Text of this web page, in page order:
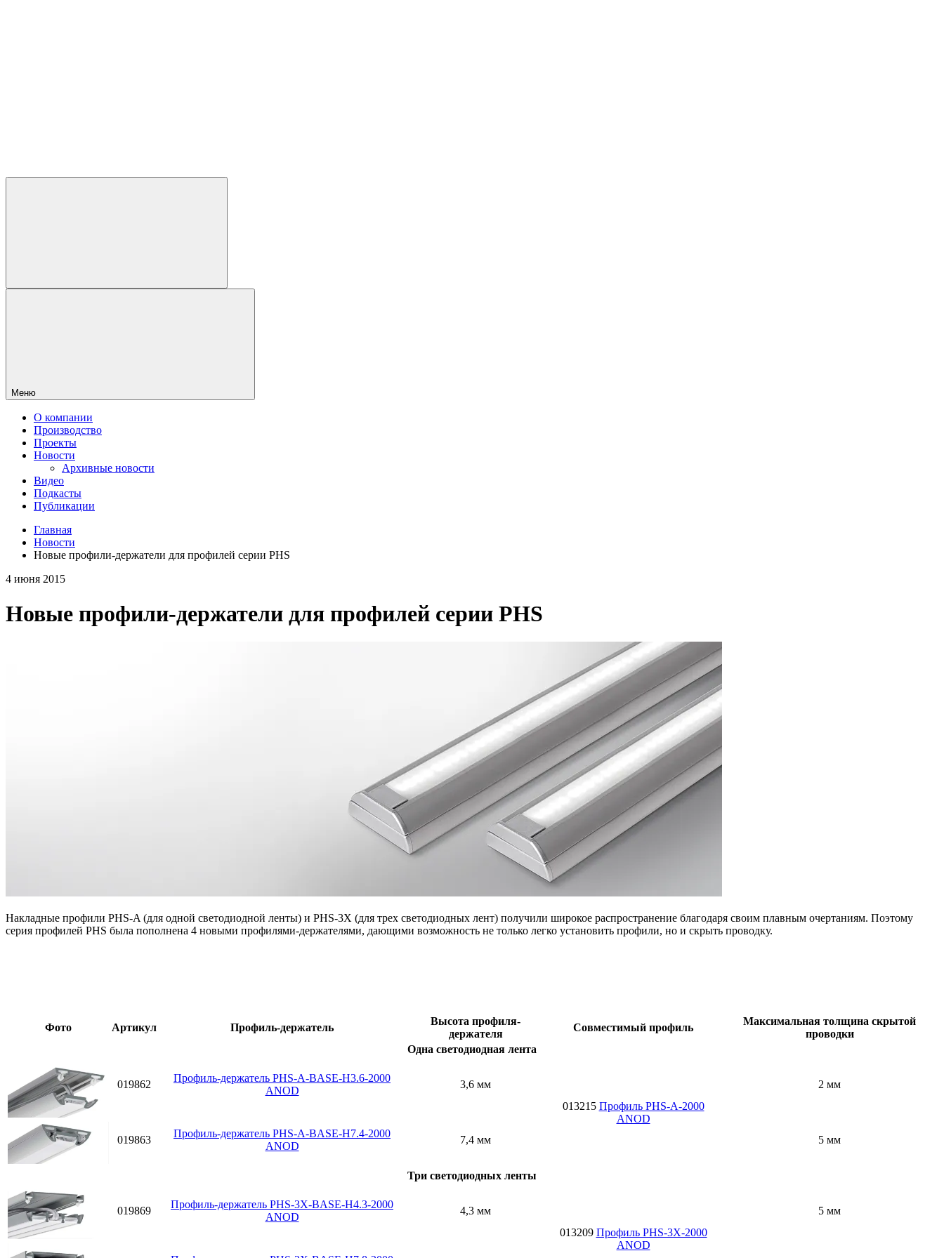
Меню
О компании
Производство
Проекты
Новости
Архивные новости
Видео
Подкасты
Публикации
Главная
Новости
Новые профили-держатели для профилей серии PHS
4 июня 2015
Новые профили-держатели для профилей серии PHS
Накладные профили PHS-A (для одной светодиодной ленты) и PHS-3X (для трех светодиодных лент) получили широкое распространение благодаря своим плавным очертаниям. Поэтому
серия профилей PHS была пополнена 4 новыми профилями-держателями, дающими возможность не только легко установить профили, но и скрыть проводку.
Фото Артикул Профиль-держатель
Высота профиля-
держателя
Совместимый профиль
Максимальная толщина скрытой
проводки
Одна светодиодная лента
019862
Профиль-держатель PHS-A-BASE-H3.6-2000
ANOD
3,6 мм
013215 Профиль PHS-A-2000
ANOD
2 мм
019863
Профиль-держатель PHS-A-BASE-H7.4-2000
ANOD
7,4 мм 5 мм
Три светодиодных ленты
019869
Профиль-держатель PHS-3X-BASE-H4.3-2000
ANOD
4,3 мм
013209 Профиль PHS-3X-2000
ANOD
5 мм